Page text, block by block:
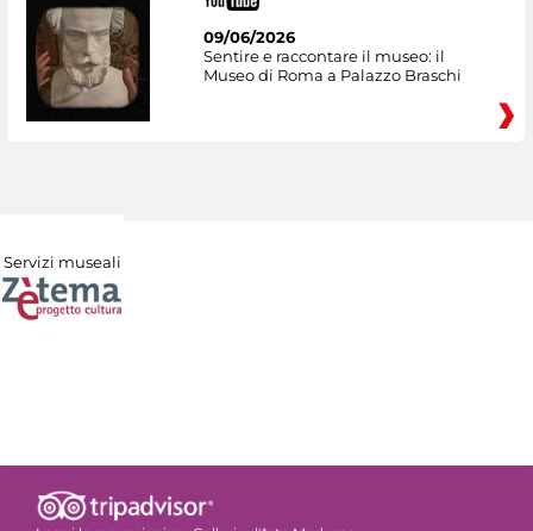
09/06/2026
Sentire e raccontare il museo: il
Museo di Roma a Palazzo Braschi
Servizi museali